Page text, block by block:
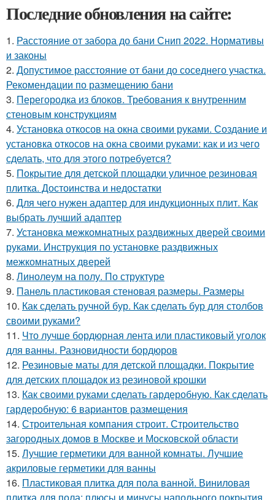
Последние обновления на сайте:
1. Расстояние от забора до бани Снип 2022. Нормативы
и законы
2. Допустимое расстояние от бани до соседнего участка.
Рекомендации по размещению бани
3. Перегородка из блоков. Требования к внутренним
стеновым конструкциям
4. Установка откосов на окна своими руками. Создание и
установка откосов на окна своими руками: как и из чего
сделать, что для этого потребуется?
5. Покрытие для детской площадки уличное резиновая
плитка. Достоинства и недостатки
6. Для чего нужен адаптер для индукционных плит. Как
выбрать лучший адаптер
7. Установка межкомнатных раздвижных дверей своими
руками. Инструкция по установке раздвижных
межкомнатных дверей
8. Линолеум на полу. По структуре
9. Панель пластиковая стеновая размеры. Размеры
10. Как сделать ручной бур. Как сделать бур для столбов
своими руками?
11. Что лучше бордюрная лента или пластиковый уголок
для ванны. Разновидности бордюров
12. Резиновые маты для детской площадки. Покрытие
для детских площадок из резиновой крошки
13. Как своими руками сделать гардеробную. Как сделать
гардеробную: 6 вариантов размещения
14. Строительная компания строит. Строительство
загородных домов в Москве и Московской области
15. Лучшие герметики для ванной комнаты. Лучшие
акриловые герметики для ванны
16. Пластиковая плитка для пола ванной. Виниловая